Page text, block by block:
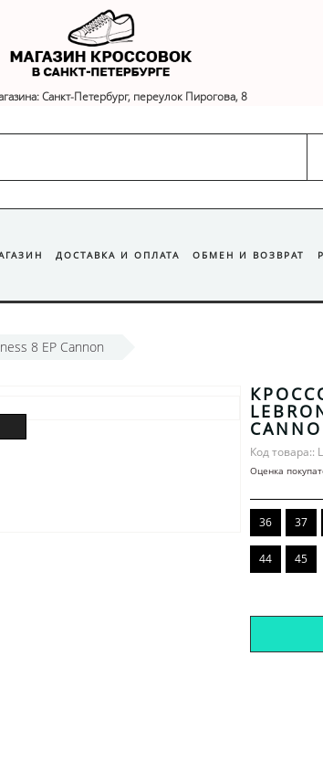
Санкт-Петербург, переулок Пирогова, 8
ДОСТАВКА И ОПЛАТА ОБМЕН И ВОЗВРАТ
8 EP Cannon
Код товара::
Оценка
36 37
44 45